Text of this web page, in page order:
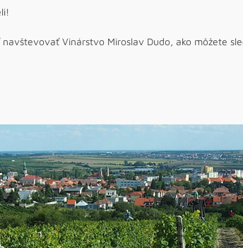
Vinárstvo Miroslav Dudo, ako môžete